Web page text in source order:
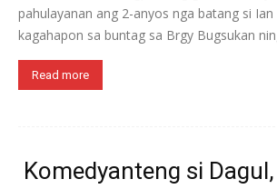
pahulayanan ang 2-anyos nga batang si
kagahapon sa buntag sa Brgy Bugsukan
Read more
Komedyanteng si